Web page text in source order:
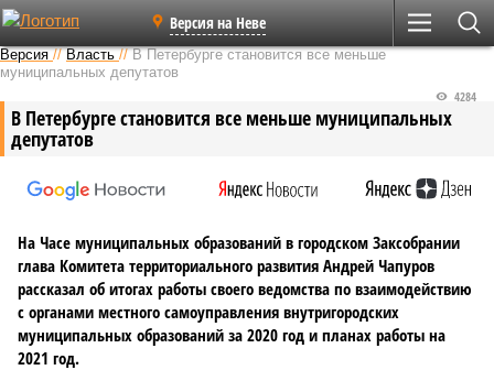
Версия на Неве
Версия //Власть //В Петербурге становится все меньше
муниципальных депутатов
В Петербурге становится все меньше муниципальных
депутатов
4284
На Часе муниципальных образований в городском Заксобрании
глава Комитета территориального развития Андрей Чапуров
рассказал об итогах работы своего ведомства по взаимодействию
с органами местного самоуправления внутригородских
муниципальных образований за 2020 год и планах работы на
2021 год.